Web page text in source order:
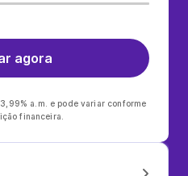
agora
a.m. e pode variar conforme
financeira.